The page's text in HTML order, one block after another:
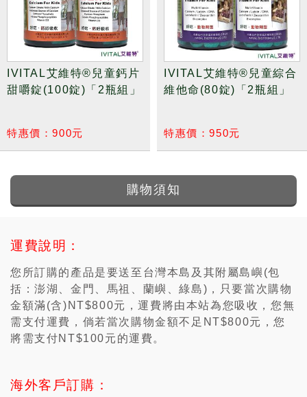
IVITAL艾維特®兒童綜合
維他命(80錠)「2瓶組」
特惠價：950元
IVITAL艾維特®水性疏氣
膏(30公克)x3瓶組
特惠價：600元
購物須知
運費說明：
您所訂購的產品是要送至台灣本島及其附屬島嶼(包
括：澎湖、金門、馬祖、蘭嶼、綠島)，只要當次購物
金額滿(含)NT$800元，運費將由本站為您吸收，您無
需支付運費，倘若當次購物金額不足NT$800元，您
將需支付NT$100元的運費。
海外客戶訂購：